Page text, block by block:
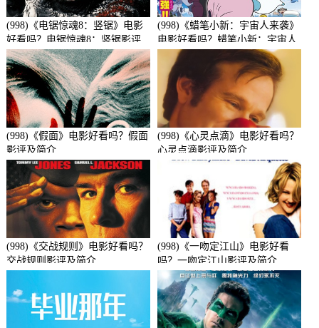
(998)《电锯惊魂8：竖锯》电影
好看吗？电锯惊魂8：竖锯影评
及简介
(998)《蜡笔小新：宇宙人来袭》
电影好看吗？蜡笔小新：宇宙人
来袭影评及简介
(998)《假面》电影好看吗？假面
影评及简介
(998)《心灵点滴》电影好看吗？
心灵点滴影评及简介
(998)《交战规则》电影好看吗？
交战规则影评及简介
(998)《一吻定江山》电影好看
吗？一吻定江山影评及简介